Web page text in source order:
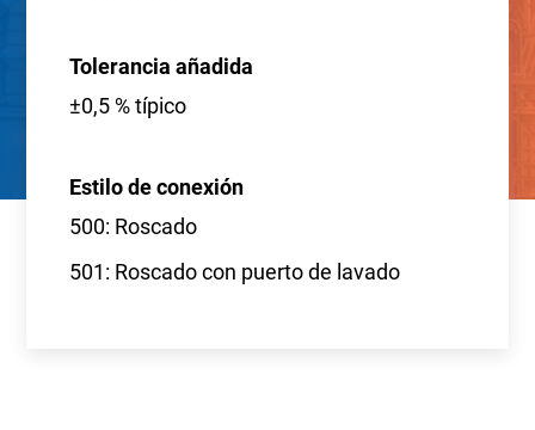
Tolerancia añadida
±0,5 % típico
Estilo de conexión
500: Roscado
501: Roscado con puerto de lavado